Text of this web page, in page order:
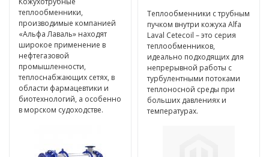
теплообменники,
производимые компанией
«Альфа Лаваль» находят
широкое применение в
нефтегазовой
промышленности,
теплоснабжающих сетях, в
области фармацевтики и
биотехнологий, а особенно
в морском судоходстве.
Теплообменники с трубным
пучком внутри кожуха Alfa
Laval Cetecoil – это серия
теплообменников,
идеально подходящих для
непрерывной работы с
турбулентными потоками
теплоносной среды при
больших давлениях и
температурах.